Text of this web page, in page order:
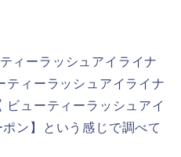
ィーラッシュアイライナ
ティーラッシュアイライナ
ビューティーラッシュアイ
ン】という感じで調べて